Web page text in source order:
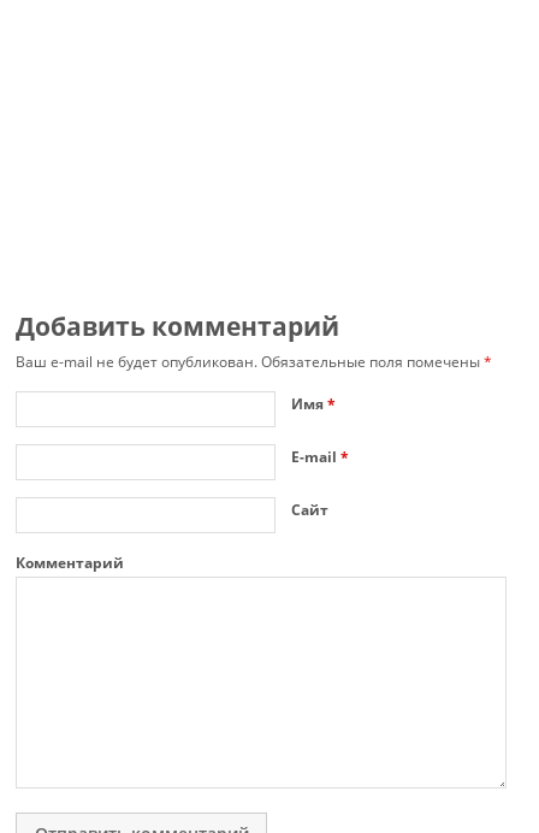
Добавить комментарий
Ваш e-mail не будет опубликован.Обязательные поля помечены*
Имя*
E-mail*
Сайт
Комментарий